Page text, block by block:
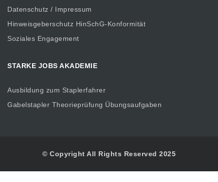
Datenschutz / Impressum
Hinweisgeberschutz HinSchG-Konformität
Soziales Engagement
STARKE JOBS AKADEMIE
Ausbildung zum Staplerfahrer
Gabelstapler Theorieprüfung Übungsaufgaben
© Copyright All Rights Reserved 2025